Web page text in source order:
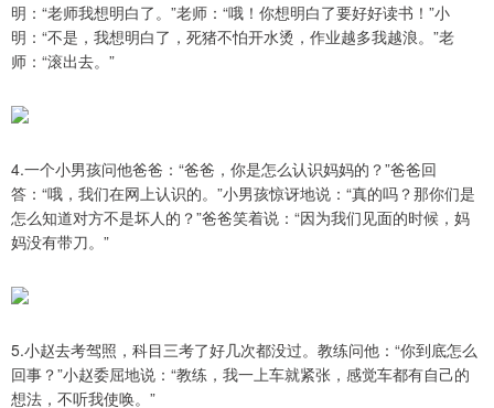
明：“老师我想明白了。”老师：“哦！你想明白了要好好读书！”小
明：“不是，我想明白了，死猪不怕开水烫，作业越多我越浪。”老
师：“滚出去。”
4.一个小男孩问他爸爸：“爸爸，你是怎么认识妈妈的？”爸爸回
答：“哦，我们在网上认识的。”小男孩惊讶地说：“真的吗？那你们是
怎么知道对方不是坏人的？”爸爸笑着说：“因为我们见面的时候，妈
妈没有带刀。”
5.小赵去考驾照，科目三考了好几次都没过。教练问他：“你到底怎么
回事？”小赵委屈地说：“教练，我一上车就紧张，感觉车都有自己的
想法，不听我使唤。”